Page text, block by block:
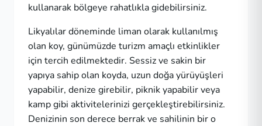
kullanarak bölgeye rahatlıkla gidebilirsiniz.
Likyalılar döneminde liman olarak kullanılmış
olan koy, günümüzde turizm amaçlı etkinlikler
için tercih edilmektedir. Sessiz ve sakin bir
yapıya sahip olan koyda, uzun doğa yürüyüşleri
yapabilir, denize girebilir, piknik yapabilir veya
kamp gibi aktivitelerinizi gerçekleştirebilirsiniz.
Denizinin son derece berrak ve sahilinin bir o